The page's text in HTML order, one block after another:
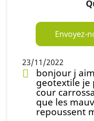
Envoyez-
23/11/2022
bonjour j
geotextile je
cour
que les
repoussent